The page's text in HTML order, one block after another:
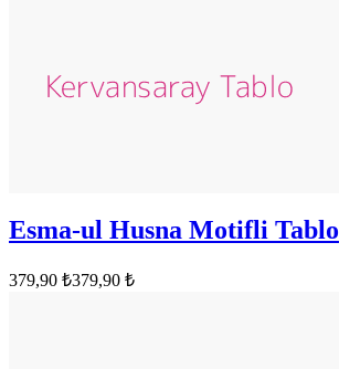
Esma-ul Husna Motifli Tablo
379,90 ₺379,90 ₺